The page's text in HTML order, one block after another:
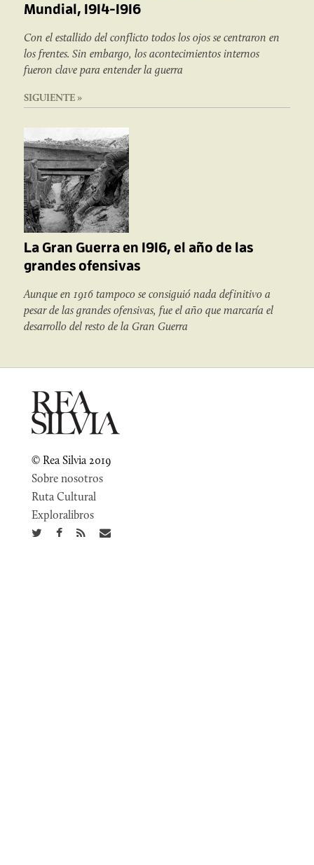
Mundial, 1914-1916
Con el estallido del conflicto todos los ojos se centraron en
los frentes. Sin embargo, los acontecimientos internos
fueron clave para entender la guerra
SIGUIENTE »
La Gran Guerra en 1916, el año de las
grandes ofensivas
Aunque en 1916 tampoco se consiguió nada definitivo a
pesar de las grandes ofensivas, fue el año que marcaría el
desarrollo del resto de la Gran Guerra
© Rea Silvia 2019
Sobre nosotros
Ruta Cultural
Exploralibros